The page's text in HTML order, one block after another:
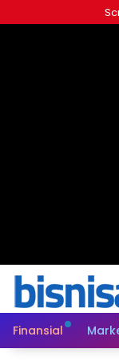
ke
Finansial